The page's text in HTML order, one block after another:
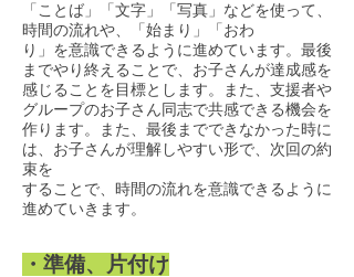
「ことば」「文字」「写真」などを使って、
時間の流れや、「始まり」「おわ
り」を意識できるように進めています。最後
までやり終えることで、お子さんが達成感を
感じることを目標とします。また、支援者や
グループのお子さん同志で共感できる機会を
作ります。また、最後までできなかった時に
は、お子さんが理解しやすい形で、次回の約
束を
​することで、時間の流れを意識できるように
進めていきます。
・準備、片付け